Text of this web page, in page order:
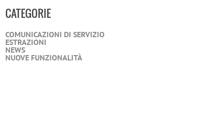
CATEGORIE
COMUNICAZIONI DI SERVIZIO
ESTRAZIONI
NEWS
NUOVE FUNZIONALITÀ